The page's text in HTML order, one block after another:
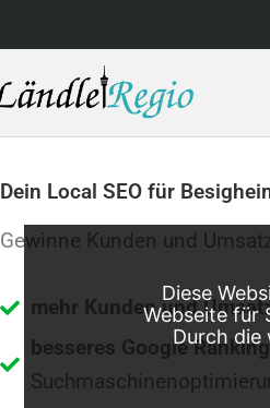
Dein Local SEO für
Gewinne Kunden und
mehr Kunden und
besseres Google Ranking
Diese
Webseite für
Durch die